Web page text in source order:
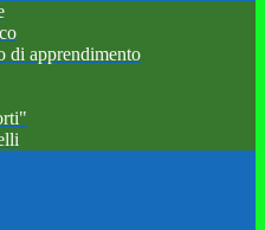
di apprendimento